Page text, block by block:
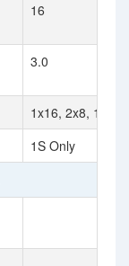
16
3.0
1x16, 2x8, 1x8/
1S Only